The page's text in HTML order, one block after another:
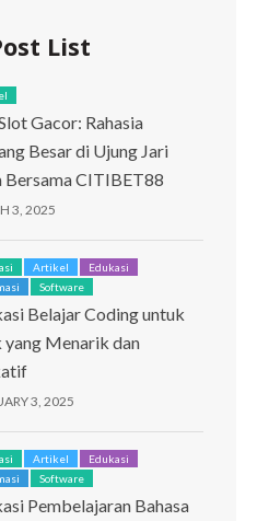
List
Gacor: Rahasia
Besar di Ujung Jari
Bersama CITIBET88
3, 2025
Artikel
Edukasi
Software
Belajar Coding untuk
yang Menarik dan
3, 2025
Artikel
Edukasi
Software
Pembelajaran Bahasa